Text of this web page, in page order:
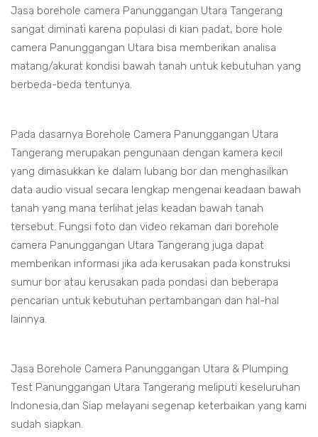
Jasa borehole camera Panunggangan Utara Tangerang
sangat diminati karena populasi di kian padat, bore hole
camera Panunggangan Utara bisa memberikan analisa
matang/akurat kondisi bawah tanah untuk kebutuhan yang
berbeda-beda tentunya.
Pada dasarnya Borehole Camera Panunggangan Utara
Tangerang merupakan pengunaan dengan kamera kecil
yang dimasukkan ke dalam lubang bor dan menghasilkan
data audio visual secara lengkap mengenai keadaan bawah
tanah yang mana terlihat jelas keadan bawah tanah
tersebut. Fungsi foto dan video rekaman dari borehole
camera Panunggangan Utara Tangerang juga dapat
memberikan informasi jika ada kerusakan pada konstruksi
sumur bor atau kerusakan pada pondasi dan beberapa
pencarian untuk kebutuhan pertambangan dan hal-hal
lainnya.
Jasa Borehole Camera Panunggangan Utara & Plumping
Test Panunggangan Utara Tangerang meliputi keseluruhan
Indonesia,dan Siap melayani segenap keterbaikan yang kami
sudah siapkan.